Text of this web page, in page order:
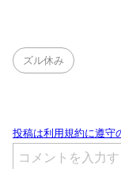
ズル休み